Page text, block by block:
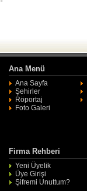
Ana Menü
Ana Sayfa
Şehirler
Röportaj
Foto Galeri
Firma Rehberi
Yeni Üyelik
Üye Girişi
Şifremi Unuttum?